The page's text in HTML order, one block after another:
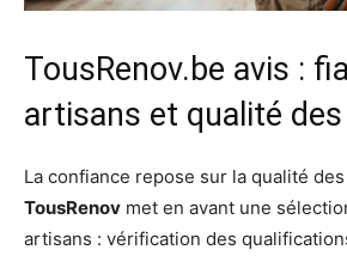
TousRenov.be avis :
artisans et qualité
La confiance repose sur la qualité
TousRenov met en avant une
artisans : vérification des